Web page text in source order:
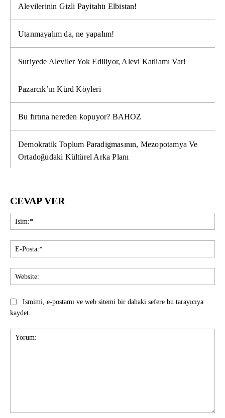
Alevilerinin Gizli Payitahtı Elbistan!
Utanmayalım da, ne yapalım!
Suriyede Aleviler Yok Ediliyor, Alevi Katliamı Var!
Pazarcık’ın Kürd Köyleri
Bu fırtına nereden kopuyor? BAHOZ
Demokratik Toplum Paradigmasının, Mezopotamya Ve
Ortadoğudaki Kültürel Arka Planı
CEVAP VER
Ismimi, e-postamı ve web sitemi bir dahaki sefere bu tarayıcıya
kaydet.